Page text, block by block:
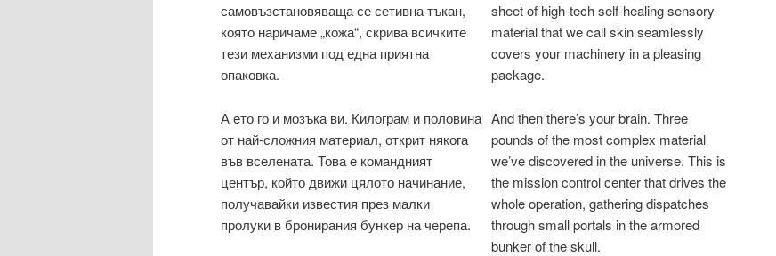
самовъзстановяваща се сетивна тъкан,
която наричаме „кожа“, скрива всичките
тези механизми под една приятна
опаковка.
А ето го и мозъка ви. Килограм и половина
от най-сложния материал, открит някога
във вселената. Това е командният
център, който движи цялото начинание,
получавайки известия през малки
пролуки в бронирания бункер на черепа.
sheet of high-tech self-healing sensory
material that we call skin seamlessly
covers your machinery in a pleasing
package.
And then there’s your brain. Three
pounds of the most complex material
we’ve discovered in the universe. This is
the mission control center that drives the
whole operation, gathering dispatches
through small portals in the armored
bunker of the skull.